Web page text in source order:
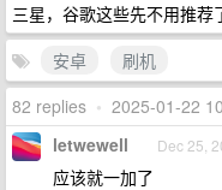
三星，谷歌这些先不用推
安卓
刷机
82 replies • 2025-01-22
letwewell Dec 25,
应该就一加了